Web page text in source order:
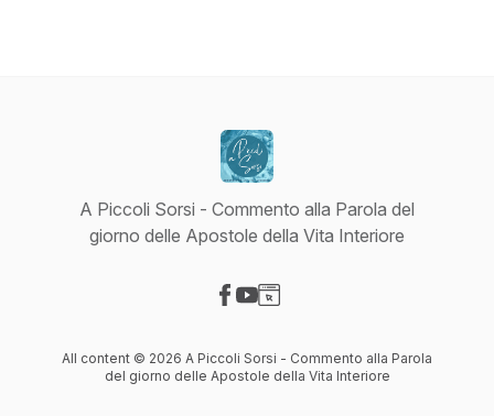
A Piccoli Sorsi - Commento alla Parola del
giorno delle Apostole della Vita Interiore
All content © 2026 A Piccoli Sorsi - Commento alla Parola
del giorno delle Apostole della Vita Interiore